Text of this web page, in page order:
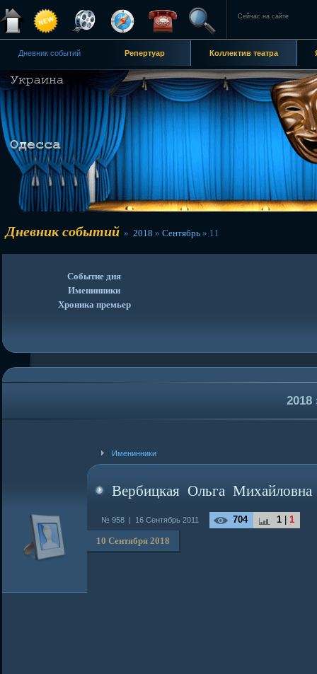
Сейчас на сайте
Дневник событий Репертуар Коллектив театра
Дневник событий » 2018 » Сентябрь » 11
Событие дня
Именинники
Хроника премьер
2018
Именинники
Вербицкая Ольга Михайловна
№ 958 | 16 Сентябрь 2011 704 1
1
10 Сентября 2018